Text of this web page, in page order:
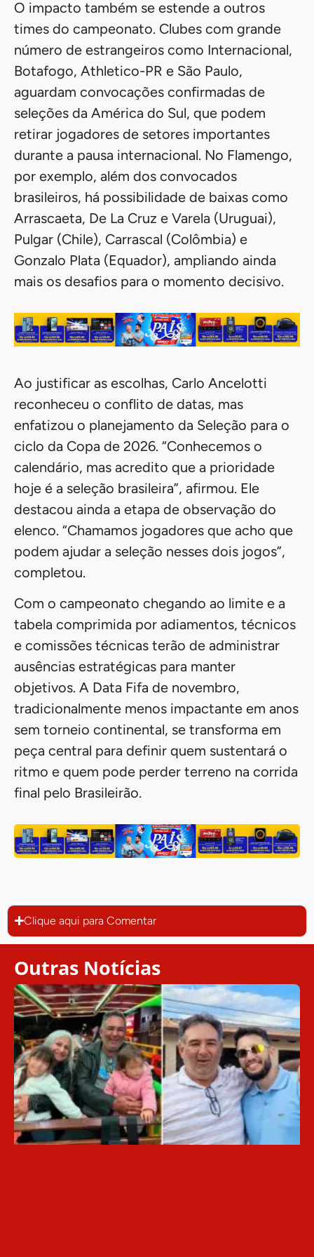
O impacto também se estende a outros
times do campeonato. Clubes com grande
número de estrangeiros como Internacional,
Botafogo, Athletico-PR e São Paulo,
aguardam convocações confirmadas de
seleções da América do Sul, que podem
retirar jogadores de setores importantes
durante a pausa internacional. No Flamengo,
por exemplo, além dos convocados
brasileiros, há possibilidade de baixas como
Arrascaeta, De La Cruz e Varela (Uruguai),
Pulgar (Chile), Carrascal (Colômbia) e
Gonzalo Plata (Equador), ampliando ainda
mais os desafios para o momento decisivo.
Ao justificar as escolhas, Carlo Ancelotti
reconheceu o conflito de datas, mas
enfatizou o planejamento da Seleção para o
ciclo da Copa de 2026. “Conhecemos o
calendário, mas acredito que a prioridade
hoje é a seleção brasileira”, afirmou. Ele
destacou ainda a etapa de observação do
elenco. “Chamamos jogadores que acho que
podem ajudar a seleção nesses dois jogos”,
completou.
Com o campeonato chegando ao limite e a
tabela comprimida por adiamentos, técnicos
e comissões técnicas terão de administrar
ausências estratégicas para manter
objetivos. A Data Fifa de novembro,
tradicionalmente menos impactante em anos
sem torneio continental, se transforma em
peça central para definir quem sustentará o
ritmo e quem pode perder terreno na corrida
final pelo Brasileirão.
Clique aqui para Comentar
Outras Notícias